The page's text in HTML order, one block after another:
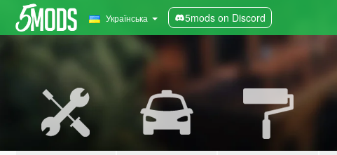
Українська 5mods on Discord